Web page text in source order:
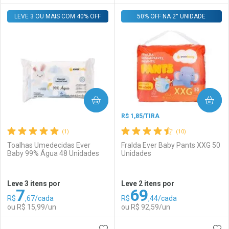
FECHAR
Comprar sem Desconto
Por R$ 39,99/cada
FECHAR
Comprar sem Desconto
Por R$ 39,99/cada
Laboratório
Comprar sem Desconto
Por R$ 39,99/cada
Por Menos
Comprar sem Desconto
Por R$ 39,99/cada
(1)
Toalhas Umedecidas Ever
Baby 99% Água 48 Unidades
LEVE 3 OU MAIS COM 40% OFF
Leve 3 itens por
R$7,67/cada
ou R$ 15,99/un
COMPRAR
(10)
R$ 1,85/TIRA
Fralda Ever Baby Pants XXG 50
Unidades
50% OFF NA 2° UNIDADE
Leve 2 itens por
R$69,44/cada
ou R$ 92,59/un
COMPRAR